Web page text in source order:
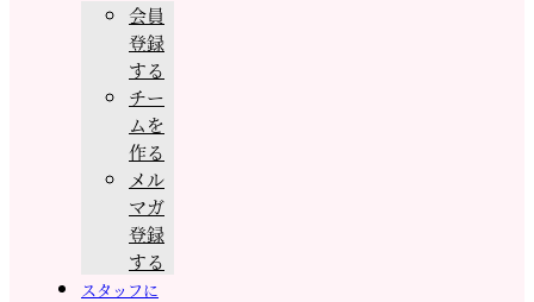
会員
登録
する
チー
ムを
作る
メル
マガ
登録
する
スタッフに